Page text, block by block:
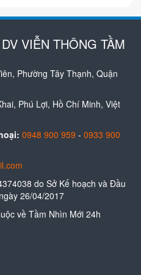
VIỄN THÔNG TẦM
Phường Tây Thạnh, Quận
Phú Lợi, Hồ Chí Minh, Việt
0948 900 959 - 0933 900
do Sở Kế hoạch và Đầu
26/04/2017
về Tầm Nhìn Mới 24h